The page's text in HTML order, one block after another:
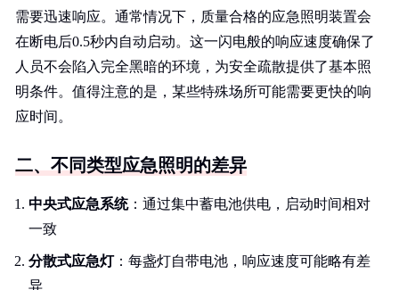
需要迅速响应。通常情况下，质量合格的应急照明装置会
在断电后0.5秒内自动启动。这一闪电般的响应速度确保了
人员不会陷入完全黑暗的环境，为安全疏散提供了基本照
明条件。值得注意的是，某些特殊场所可能需要更快的响
应时间。
二、不同类型应急照明的差异
中央式应急系统：通过集中蓄电池供电，启动时间相对
一致
分散式应急灯：每盏灯自带电池，响应速度可能略有差
异